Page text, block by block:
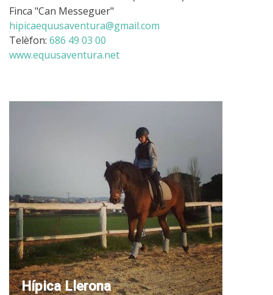
Finca "Can Messeguer"
hipicaequusaventura@gmail.com
Telèfon: 686 49 03 00
www.equusaventura.net
Hípica Llerona